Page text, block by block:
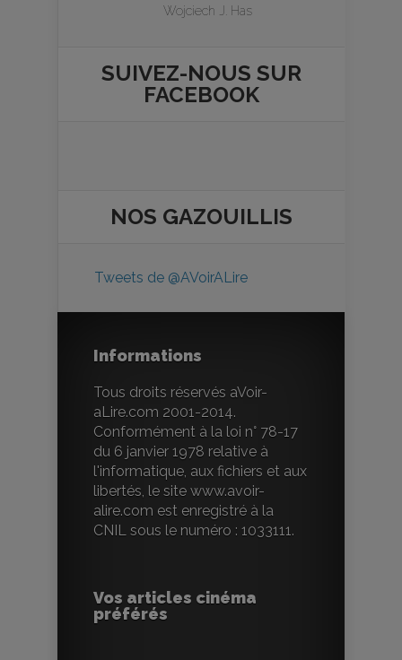
Wojciech J. Has
SUIVEZ-NOUS SUR
FACEBOOK
NOS GAZOUILLIS
Tweets de @AVoirALire
Informations
Tous droits réservés aVoir-
aLire.com 2001-2014.
Conformément à la loi n° 78-17
du 6 janvier 1978 relative à
l'informatique, aux fichiers et aux
libertés, le site www.avoir-
alire.com est enregistré à la
CNIL sous le numéro : 1033111.
Vos articles cinéma
préférés